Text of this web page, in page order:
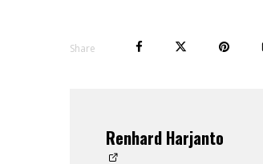
Share
Renhard Harjanto